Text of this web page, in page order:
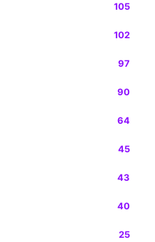
105
102
97
90
64
45
43
40
25